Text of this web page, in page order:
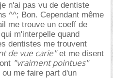
n'ai pas vu de dentiste
^^; Bon. Cependant même
me trouve un coeff de
m'interpelle quand
dentistes me trouvent
de vue carie"et me disent
"vraiment pointues"
me faire part d'un